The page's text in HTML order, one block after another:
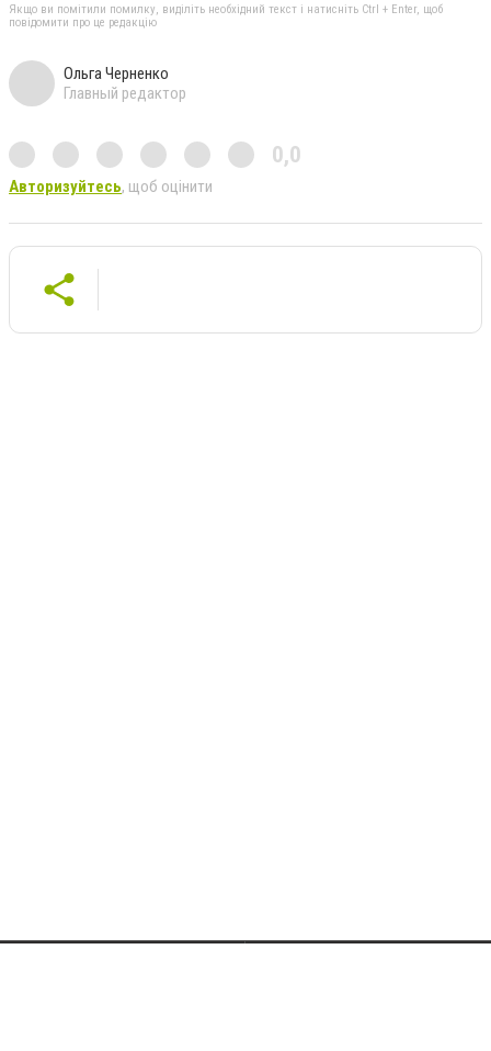
Якщо ви помітили помилку, виділіть необхідний текст і натисніть Ctrl + Enter, щоб
повідомити про це редакцію
Ольга Черненко
Главный редактор
0,0
Авторизуйтесь, щоб оцінити